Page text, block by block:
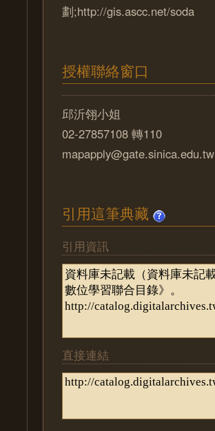
劃;http://gis.ascc.net/soda
授權聯絡窗口
邱沂翎小姐
02-27857108 轉110
mapapply@gate.sinica.edu.tw
引用這筆典藏
引用資訊
直接連結